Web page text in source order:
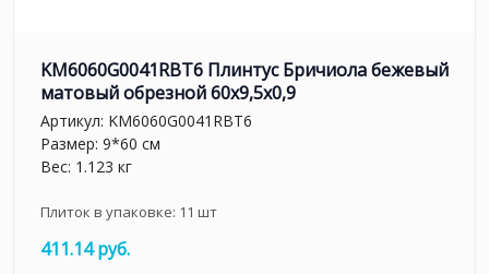
KM6060G0041RBT6 Плинтус Бричиола бежевый
матовый обрезной 60x9,5x0,9
Артикул: KM6060G0041RBT6
Размер: 9*60 см
Вес: 1.123 кг
Плиток в упаковке: 11 шт
411.14 руб.